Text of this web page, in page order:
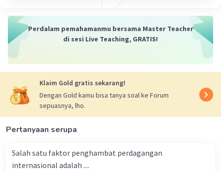
Perdalam pemahamanmu bersama Master Teacher
di sesi Live Teaching, GRATIS!
Klaim Gold gratis sekarang!
Dengan Gold kamu bisa tanya soal ke Forum
sepuasnya, lho.
Pertanyaan serupa
Salah satu faktor penghambat perdagangan
internasional adalah ....